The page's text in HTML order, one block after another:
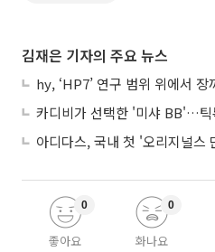
김재은 기자의 주요 뉴스
좋아요
0
화나요
0